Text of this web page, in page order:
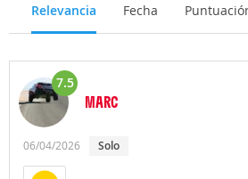
Relevancia Fecha
7.5
MARC
06/04/2026 Solo